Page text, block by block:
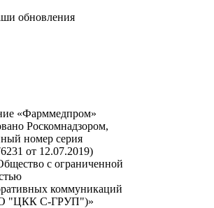
обновления
«Фарммедпром»
Роскомнадзором,
номер серия
от 12.07.2019)
с ограниченной
коммуникаций
"ЦКК С-ГРУП")»